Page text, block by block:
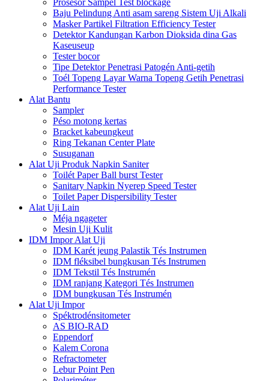
Baju Pelindung Anti asam sareng Sistem Uji Alkali
Masker Partikel Filtration Efficiency Tester
Detektor Kandungan Karbon Dioksida dina Gas
Kaseuseup
Tester bocor
Tipe Detektor Penetrasi Patogén Anti-getih
Toél Topeng Layar Warna Topeng Getih Penetrasi
Performance Tester
Alat Bantu
Sampler
Péso motong kertas
Bracket kabeungkeut
Ring Tekanan Center Plate
Susuganan
Alat Uji Produk Napkin Saniter
Toilét Paper Ball burst Tester
Sanitary Napkin Nyerep Speed ​​Tester
Toilet Paper Dispersibility Tester
Alat Uji Lain
Méja ngageter
Mesin Uji Kulit
IDM Impor Alat Uji
IDM Karét jeung Palastik Tés Instrumen
IDM fléksibel bungkusan Tés Instrumen
IDM Tekstil Tés Instrumén
IDM ranjang Kategori Tés Instrumen
IDM bungkusan Tés Instrumén
Alat Uji Impor
Spéktrodénsitometer
AS BIO-RAD
Eppendorf
Kalem Corona
Refractometer
Lebur Point Pen